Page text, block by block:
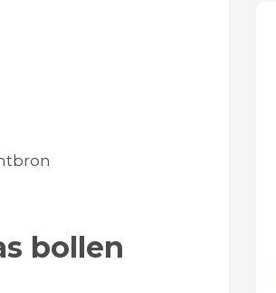
bollen